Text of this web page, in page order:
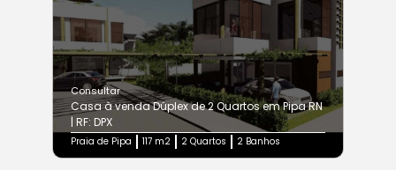
Consultar
Casa à venda Dúplex de 2 Quartos em Pipa RN
| RF: DPX
Praia de Pipa 117 m2 2 Quartos 2 Banhos